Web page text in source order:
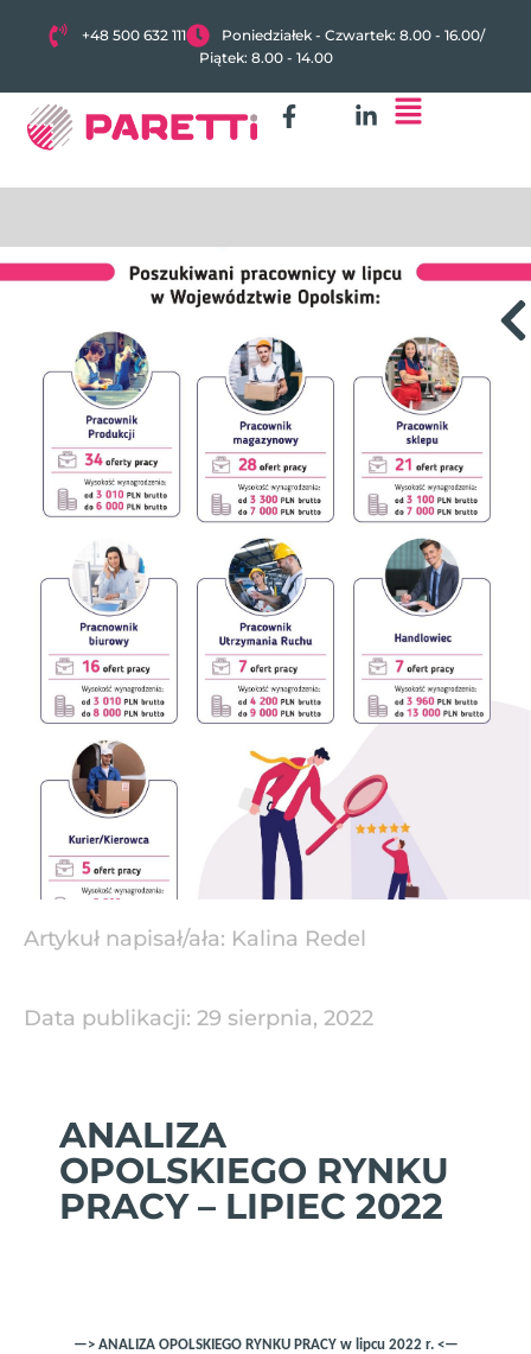
+48 500 632 111 Poniedziałek - Czwartek: 8.00 - 16.00/
Piątek: 8.00 - 14.00
Artykuł napisał/ała: Kalina Redel
Data publikacji: 29 sierpnia, 2022
ANALIZA
OPOLSKIEGO RYNKU
PRACY – LIPIEC 2022
—> ANALIZA OPOLSKIEGO RYNKU PRACY w lipcu 2022 r. <—